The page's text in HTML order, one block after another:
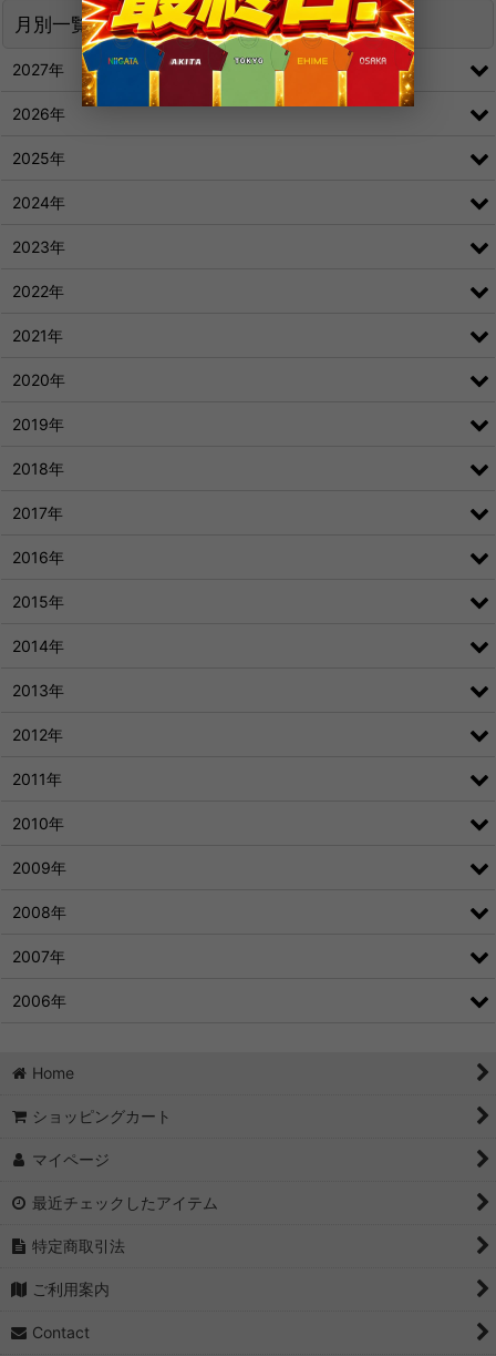
月別一覧
2027年
2026年
2025年
2024年
2023年
2022年
2021年
2020年
2019年
2018年
2017年
2016年
2015年
2014年
2013年
2012年
2011年
2010年
2009年
2008年
2007年
2006年
Home
ショッピングカート
マイページ
最近チェックしたアイテム
特定商取引法
ご利用案内
Contact